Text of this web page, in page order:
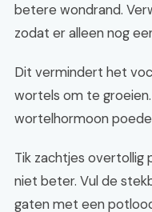
betere wondrand.
zodat er alleen nog
Dit vermindert het
wortels om te
wortelhormoon
Tik zachtjes
niet beter. Vul de
gaten met een